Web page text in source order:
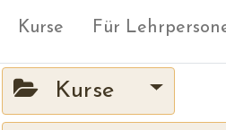
Kurse Für
Kurse